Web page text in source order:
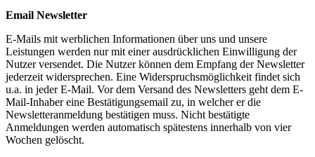
Email Newsletter
E-Mails mit werblichen Informationen über uns und unsere
Leistungen werden nur mit einer ausdrücklichen Einwilligung der
Nutzer versendet. Die Nutzer können dem Empfang der Newsletter
jederzeit widersprechen. Eine Widerspruchsmöglichkeit findet sich
u.a. in jeder E-Mail. Vor dem Versand des Newsletters geht dem E-
Mail-Inhaber eine Bestätigungsemail zu, in welcher er die
Newsletteranmeldung bestätigen muss. Nicht bestätigte
Anmeldungen werden automatisch spätestens innerhalb von vier
Wochen gelöscht.